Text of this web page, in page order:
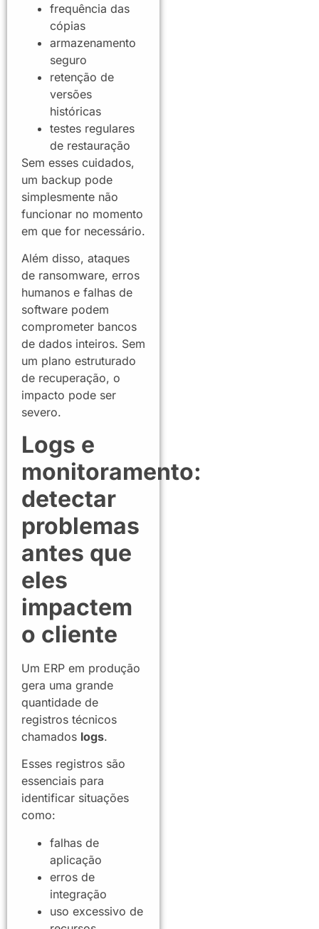
frequência das
cópias
armazenamento
seguro
retenção de
versões
históricas
testes regulares
de restauração
Sem esses cuidados,
um backup pode
simplesmente não
funcionar no momento
em que for necessário.
Além disso, ataques
de ransomware, erros
humanos e falhas de
software podem
comprometer bancos
de dados inteiros. Sem
um plano estruturado
de recuperação, o
impacto pode ser
severo.
Logs e
monitoramento:
detectar
problemas
antes que
eles
impactem
o cliente
Um ERP em produção
gera uma grande
quantidade de
registros técnicos
chamados logs.
Esses registros são
essenciais para
identificar situações
como:
falhas de
aplicação
erros de
integração
uso excessivo de